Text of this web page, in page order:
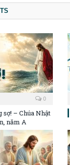
0
sợ! – Chúa Nhật
năm A